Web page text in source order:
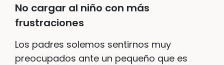
No cargar al niño con más
frustraciones
Los padres solemos sentirnos muy
preocupados ante un pequeño que es